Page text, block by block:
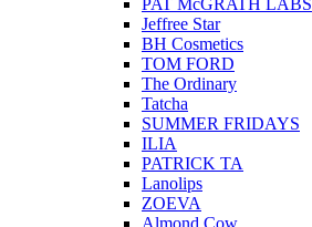
PAT McGRATH LABS
Jeffree Star
BH Cosmetics
TOM FORD
The Ordinary
Tatcha
SUMMER FRIDAYS
ILIA
PATRICK TA
Lanolips
ZOEVA
Almond Cow